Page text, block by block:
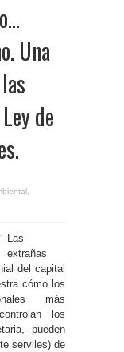
Una
de
Las
extrañas
del capital
cómo los
más
los
pueden
serviles) de